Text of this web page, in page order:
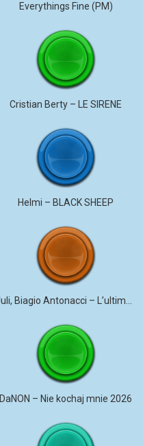
Everythings Fine (PM)
Cristian Berty – LE SIRENE
Helmi – BLACK SHEEP
DaNON – Nie kochaj mnie 2026